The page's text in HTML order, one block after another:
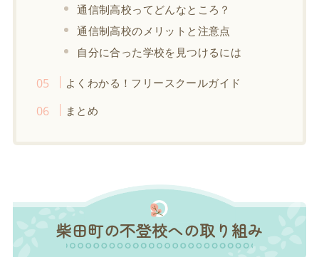
通信制高校ってどんなところ？
通信制高校のメリットと注意点
自分に合った学校を見つけるには
よくわかる！フリースクールガイド
まとめ
柴田町の不登校への取り組み